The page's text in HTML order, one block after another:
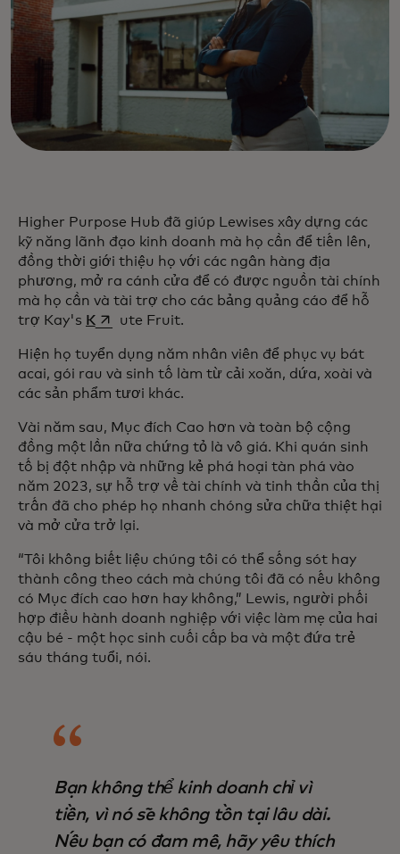
Higher Purpose Hub đã giúp Lewises xây dựng các
kỹ năng lãnh đạo kinh doanh mà họ cần để tiến lên,
đồng thời giới thiệu họ với các ngân hàng địa
phương, mở ra cánh cửa để có được nguồn tài chính
mà họ cần và tài trợ cho các bảng quảng cáo để hỗ
trợ Kay's Kopens in a new tab
ute Fruit.
Hiện họ tuyển dụng năm nhân viên để phục vụ bát
acai, gói rau và sinh tố làm từ cải xoăn, dứa, xoài và
các sản phẩm tươi khác.
Vài năm sau, Mục đích Cao hơn và toàn bộ cộng
đồng một lần nữa chứng tỏ là vô giá. Khi quán sinh
tố bị đột nhập và những kẻ phá hoại tàn phá vào
năm 2023, sự hỗ trợ về tài chính và tinh thần của thị
trấn đã cho phép họ nhanh chóng sửa chữa thiệt hại
và mở cửa trở lại.
“Tôi không biết liệu chúng tôi có thể sống sót hay
thành công theo cách mà chúng tôi đã có nếu không
có Mục đích cao hơn hay không,” Lewis, người phối
hợp điều hành doanh nghiệp với việc làm mẹ của hai
cậu bé - một học sinh cuối cấp ba và một đứa trẻ
sáu tháng tuổi, nói.
Bạn không thể kinh doanh chỉ vì
tiền, vì nó sẽ không tồn tại lâu dài.
Nếu bạn có đam mê, hãy yêu thích